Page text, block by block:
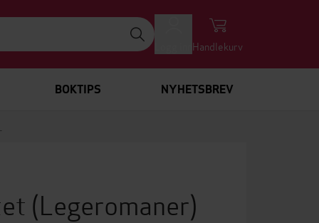
Handlekurv
BOKTIPS NYHETSBREV
(Legeromaner)